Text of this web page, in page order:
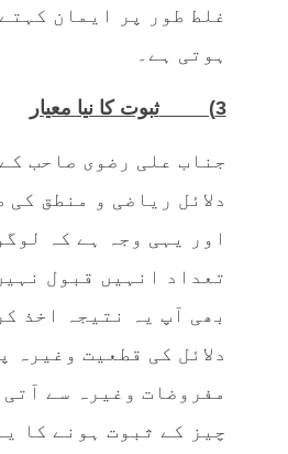
غلط طور پر ایمان
ہوتی ہے۔
3) ثبوت کا نیا معیار
جناب علی رضوی صاحب
دلائل ریاضی و منطق
اور یہی وجہ ہے کہ
تعداد انہیں قبول
بھی آپ یہ نتیجہ اخذ
دلائل کی قطعیت وغیرہ
مفروضات وغیرہ سے
چیز کے ثبوت ہونے کا